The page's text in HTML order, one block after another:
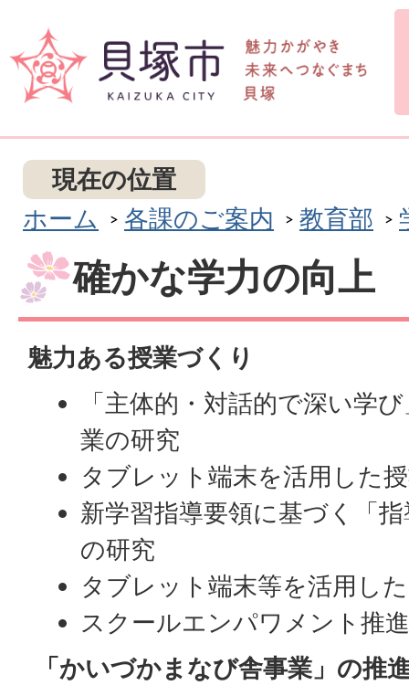
現在の位置
ホーム
各課のご案内 教育部
確かな学力の向上
魅力ある授業づくり
「主体的・対話的で深い学
業の研究
タブレット端末を活用した
新学習指導要領に基づく「
の研究
タブレット端末等を活用し
スクールエンパワメント推
「かいづかまなび舎事業」の推